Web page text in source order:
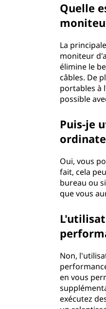
Quelle
La
moniteur
élimine le
câbles. De
portables à
possible
Puis-je
Oui, vous
fait, cela
bureau ou
que vous
Non,
en vous
exécutez